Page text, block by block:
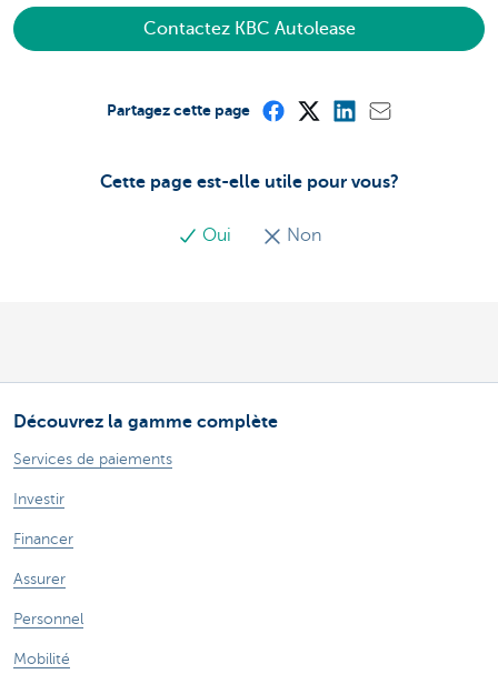
Contactez KBC Autolease
Cette page est-elle utile pour vous?
Oui Non
Partagez cette page
Découvrez la gamme complète
Services de paiements
Investir
Financer
Assurer
Personnel
Mobilité